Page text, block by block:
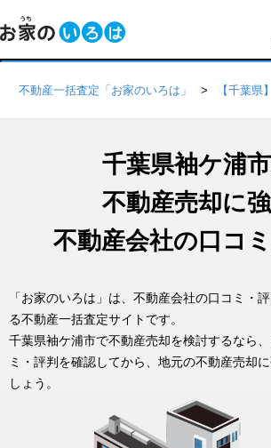
不動産一括査定「お家のいろは」 【千葉県】
千葉県袖ケ浦
不動産売却に
不動産会社の口コ
「お家のいろは」は、不動産会社の口コミ・
る不動産一括査定サイトです。
千葉県袖ケ浦市で不動産売却を検討するなら
ミ・評判を確認してから、地元の不動産売却
しょう。